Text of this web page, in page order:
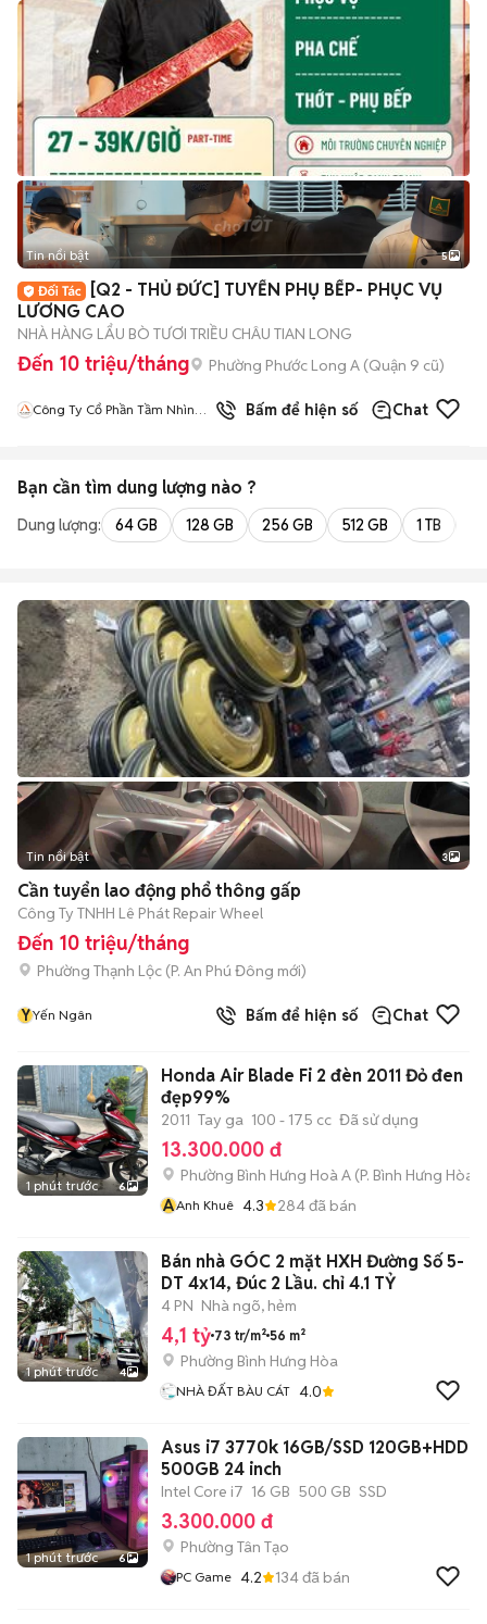
Tin nổi bật 5
[Q2 - THỦ ĐỨC] TUYỂN PHỤ BẾP- PHỤC VỤ
LƯƠNG CAO
NHÀ HÀNG LẨU BÒ TƯƠI TRIỀU CHÂU TIAN LONG
Đến 10 triệu/tháng Phường Phước Long A (Quận 9 cũ)
Công Ty Cổ Phần Tầm Nhìn
Bấm để hiện số Chat
Bạn cần tìm dung lượng nào ?
Dung lượng: 64 GB 128 GB 256 GB 512 GB 1 TB
Tin nổi bật 3
Cần tuyển lao động phổ thông gấp
Công Ty TNHH Lê Phát Repair Wheel
Đến 10 triệu/tháng
Phường Thạnh Lộc (P. An Phú Đông mới)
YYến Ngân Bấm để hiện số Chat
1 phút trước 6
Honda Air Blade Fi 2 đèn 2011 Đỏ đen
đẹp99%
2011 Tay ga 100 - 175 cc Đã sử dụng
13.300.000 đ
Phường Bình Hưng Hoà A (P. Bình Hưng Hòa
AAnh Khuê 4.3 284đã bán
1 phút trước 4
Bán nhà GÓC 2 mặt HXH Đường Số 5-
DT 4x14, Đúc 2 Lầu. chỉ 4.1 TỶ
4 PN Nhà ngõ, hẻm
4,1 tỷ 73 tr/m² 56 m²
Phường Bình Hưng Hòa
NHÀ ĐẤT BÀU CÁT 4.0
1 phút trước 6
Asus i7 3770k 16GB/SSD 120GB+HDD
500GB 24 inch
Intel Core i7 16 GB 500 GB SSD
3.300.000 đ
Phường Tân Tạo
PC Game 4.2 134đã bán